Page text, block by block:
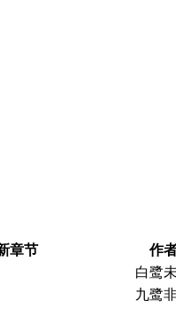
章节
作
白鹭
九鹭